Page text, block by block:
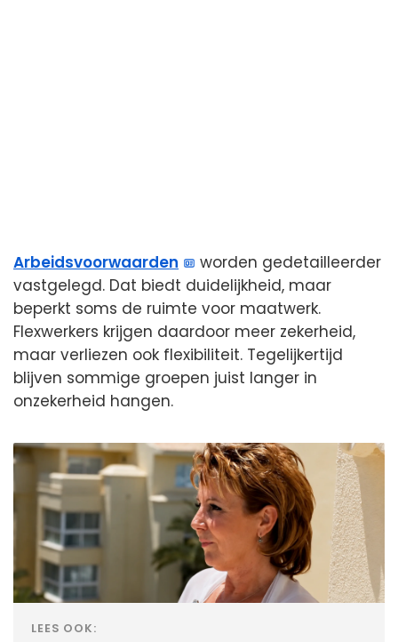
Arbeidsvoorwaarden
worden gedetailleerder
vastgelegd. Dat biedt duidelijkheid, maar
beperkt soms de ruimte voor maatwerk.
Flexwerkers krijgen daardoor meer zekerheid,
maar verliezen ook flexibiliteit. Tegelijkertijd
blijven sommige groepen juist langer in
onzekerheid hangen.
LEES OOK: